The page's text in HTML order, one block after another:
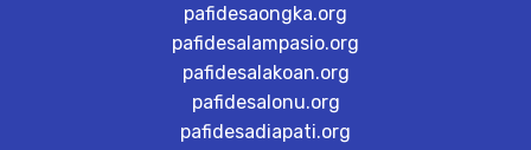
pafidesaongka.org
pafidesalampasio.org
pafidesalakoan.org
pafidesalonu.org
pafidesadiapati.org